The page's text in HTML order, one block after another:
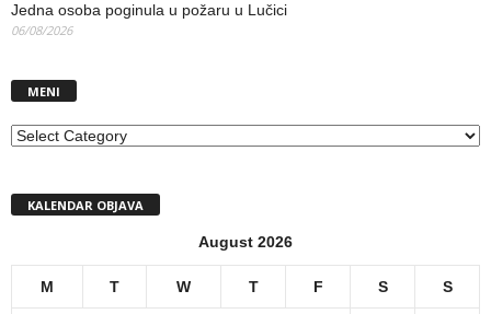
Jedna osoba poginula u požaru u Lučici
06/08/2026
MENI
MENI
KALENDAR OBJAVA
August 2026
M T W T F S S